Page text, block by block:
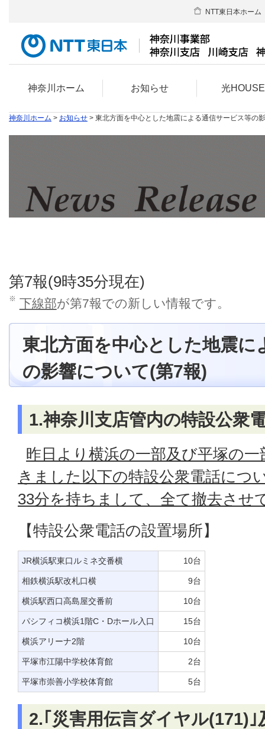
神奈川ホーム お知らせ 光HOUSE
NTT東日本ホーム
神奈川ホーム > お知らせ > 東北方面を中心とした地震による通信サービス等の
第7報(9時35分現在)
※ 下線部が第7報での新しい情報です。
東北方面を中心とした地震に
の影響について(第7報)
1.神奈川支店管内の特設公衆
昨日より横浜の一部及び平塚の
きました以下の特設公衆電話につ
33分を持ちまして、全て撤去させ
【特設公衆電話の設置場所】
JR横浜駅東口ルミネ交番横 10台
相鉄横浜駅改札口横 9台
横浜駅西口高島屋交番前 10台
パシフィコ横浜1階C・Dホール入口 15台
横浜アリーナ2階 10台
平塚市江陽中学校体育館 2台
平塚市崇善小学校体育館 5台
2.｢災害用伝言ダイヤル(171)